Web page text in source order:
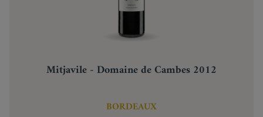
Mitjavile - Domaine de Cambes 2012
BORDEAUX